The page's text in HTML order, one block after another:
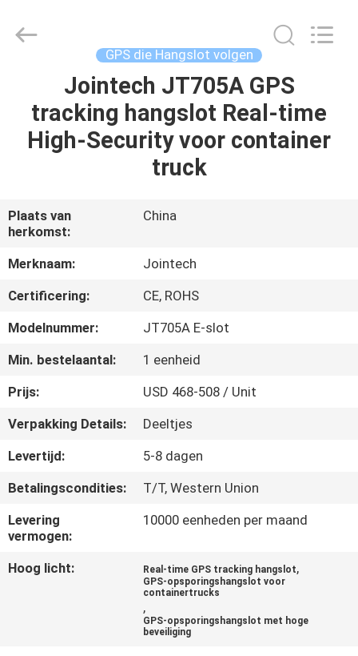
PRODUCTEN
SHOW
ONGEVEER
ONS
KWALITEITSCONTROLE
CONTACTEER
VERZOEK
OM EEN
CITAAT
Technology
GPS die Hangslot volgen
Jointech JT705A GPS
tracking hangslot Real-time
High-Security voor container
truck
Plaats van
herkomst:
China
Merknaam:
Jointech
Certificering:
CE, ROHS
Modelnummer:
JT705A E-slot
Min. bestelaantal:
1 eenheid
Prijs:
USD 468-508 / Unit
Verpakking Details:
Deeltjes
Levertijd:
5-8 dagen
Betalingscondities:
T/T, Western Union
Levering
vermogen:
10000 eenheden per maand
Hoog licht: Real-time GPS tracking hangslot,
GPS-opsporingshangslot voor
containertrucks
,
GPS-opsporingshangslot met hoge
beveiliging